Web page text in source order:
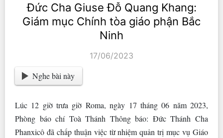
Đức Cha Giuse Đỗ Quang Khang:
Giám mục Chính tòa giáo phận Bắc
Ninh
17/06/2023
Nghe bài này
Lúc 12 giờ trưa giờ Roma, ngày 17 tháng 06 năm 2023,
Phòng báo chí Toà Thánh Thông báo: Đức Thánh Cha
Phanxicô đã chấp thuận việc từ nhiệm quản trị mục vụ Giáo